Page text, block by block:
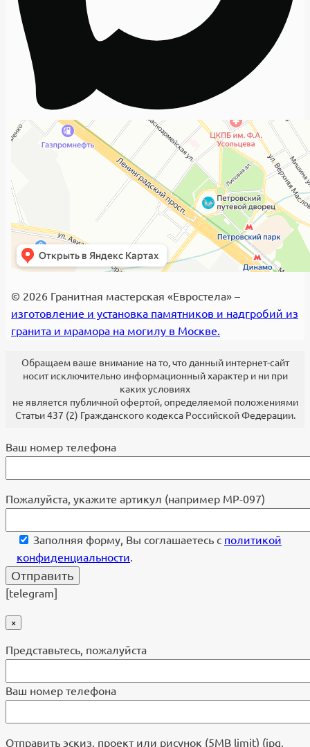
© 2026 Гранитная мастерская «Евростела» –
изготовление и установка памятников и надгробий из
гранита и мрамора на могилу в Москве.
Обращаем ваше внимание на то, что данный интернет-сайт
носит исключительно информационный характер и ни при
каких условиях
не является публичной офертой, определяемой положениями
Статьи 437 (2) Гражданского кодекса Российской Федерации.
Ваш номер телефона
Пожалуйста, укажите артикул (например МР-097)
Заполняя форму, Вы соглашаетесь с политикой
конфиденциальности.
[telegram]
×
Представьтесь, пожалуйста
Ваш номер телефона
Отправить эскиз, проект или рисунок (5MB limit) (jpg,